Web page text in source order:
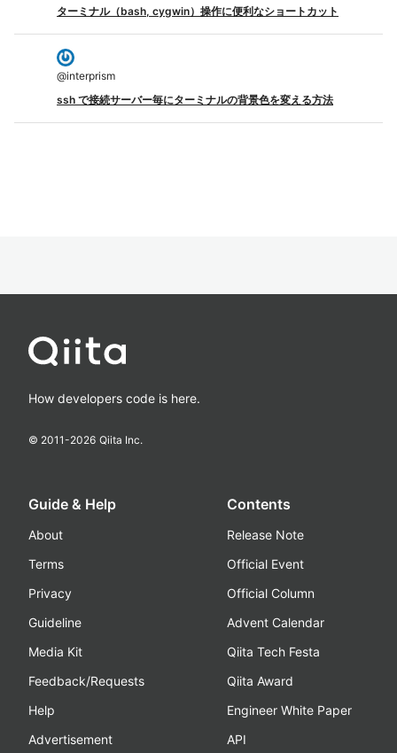
ターミナル（bash, cygwin）操作に便利なショートカット
@interprism
ssh で接続サーバー毎にターミナルの背景色を変える方法
How developers code is here.
© 2011-2026 Qiita Inc.
Guide & Help
About
Terms
Privacy
Guideline
Media Kit
Feedback/Requests
Help
Advertisement
Contents
Release Note
Official Event
Official Column
Advent Calendar
Qiita Tech Festa
Qiita Award
Engineer White Paper
API